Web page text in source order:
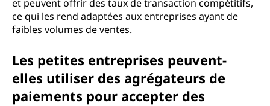
et peuvent offrir des taux de transaction compétitifs,
ce qui les rend adaptées aux entreprises ayant de
faibles volumes de ventes.
Les petites entreprises peuvent-
elles utiliser des agrégateurs de
paiements pour accepter des